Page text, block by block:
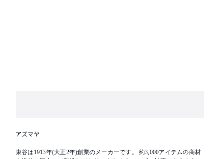
アズマヤ
東谷は1913年(大正2年)創業のメーカーです。 約3,000アイテムの商材